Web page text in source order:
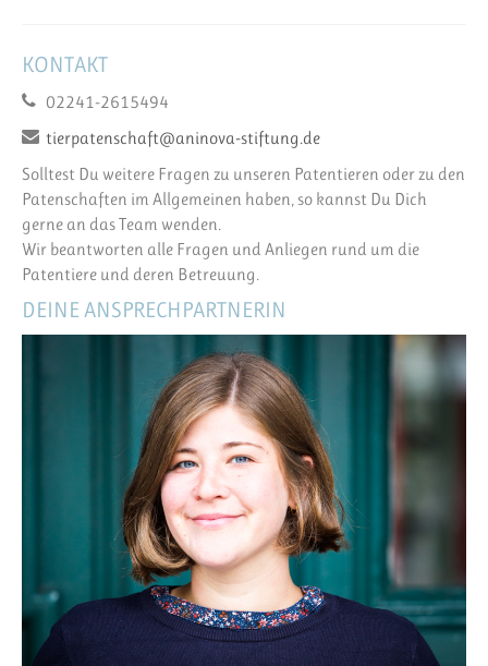
KONTAKT
02241-2615494
tierpatenschaft@aninova-stiftung.de
Solltest Du weitere Fragen zu unseren Patentieren oder zu den
Patenschaften im Allgemeinen haben, so kannst Du Dich
gerne an das Team wenden.
Wir beantworten alle Fragen und Anliegen rund um die
Patentiere und deren Betreuung.
DEINE ANSPRECHPARTNERIN